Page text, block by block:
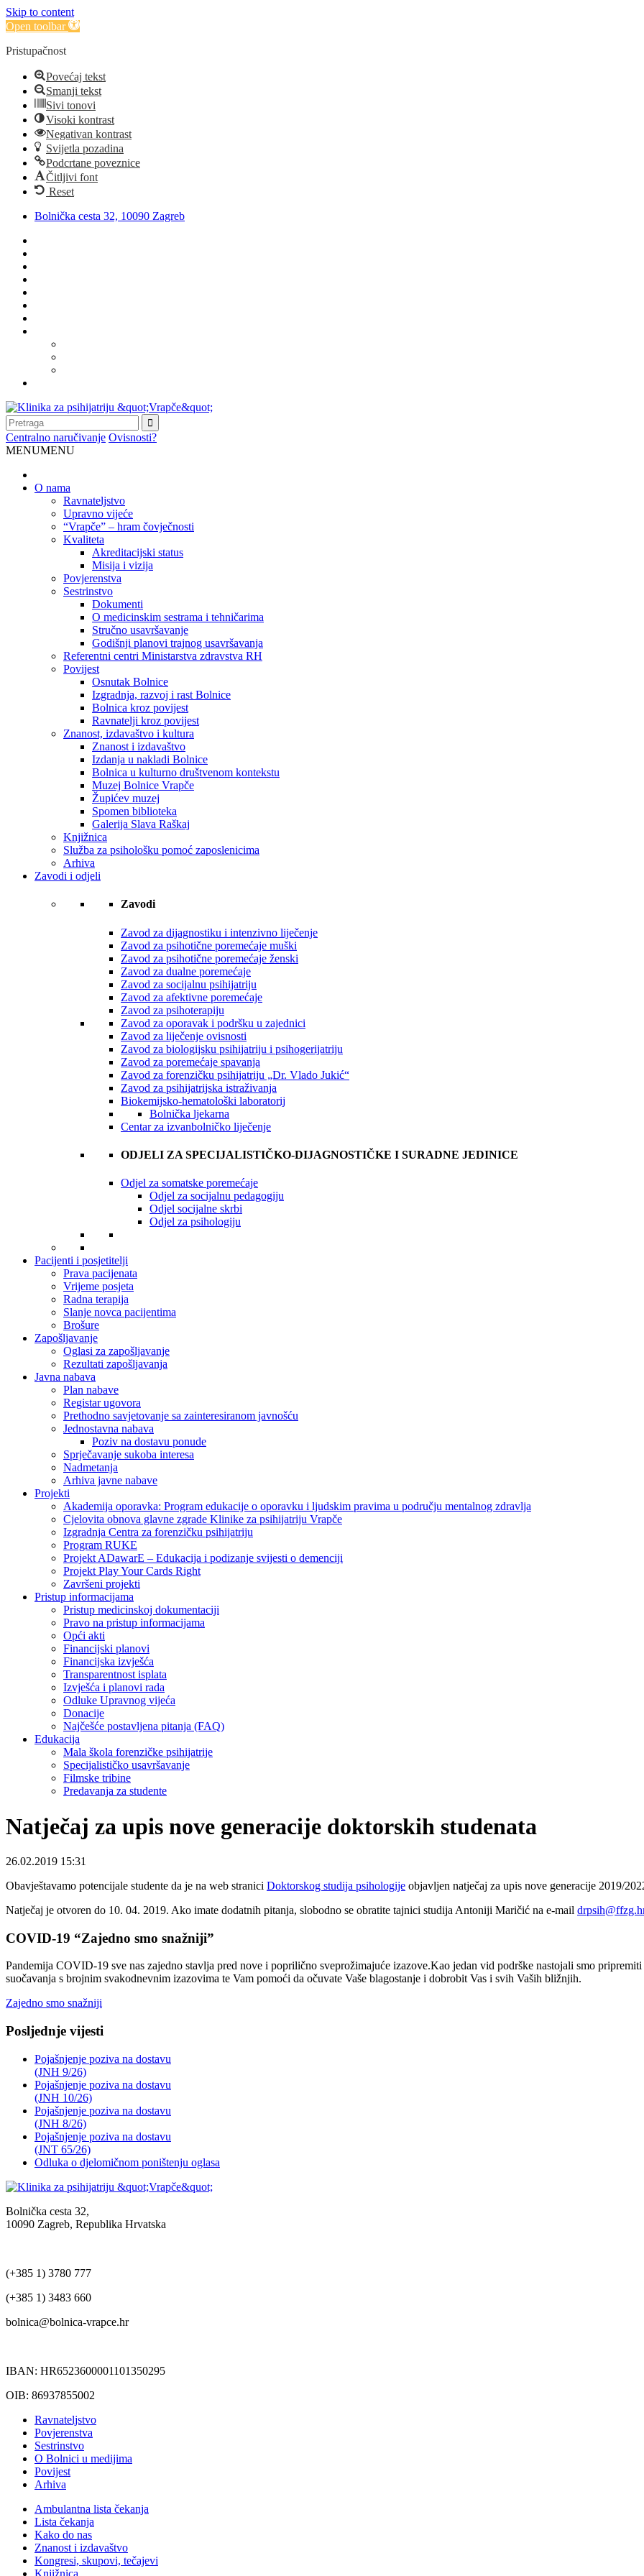
Skip to content
Open toolbar
Pristupačnost
Povećaj tekst
Smanji tekst
Sivi tonovi
Visoki kontrast
Negativan kontrast
Svijetla pozadina
Podcrtane poveznice
Čitljivi font
Reset
Bolnička cesta 32, 10090 Zagreb
Centralno naručivanje Ovisnosti?
MENUMENU
O nama
Ravnateljstvo
Upravno vijeće
“Vrapče” – hram čovječnosti
Kvaliteta
Akreditacijski status
Misija i vizija
Povjerenstva
Sestrinstvo
Dokumenti
O medicinskim sestrama i tehničarima
Stručno usavršavanje
Godišnji planovi trajnog usavršavanja
Referentni centri Ministarstva zdravstva RH
Povijest
Osnutak Bolnice
Izgradnja, razvoj i rast Bolnice
Bolnica kroz povijest
Ravnatelji kroz povijest
Znanost, izdavaštvo i kultura
Znanost i izdavaštvo
Izdanja u nakladi Bolnice
Bolnica u kulturno društvenom kontekstu
Muzej Bolnice Vrapče
Župićev muzej
Spomen biblioteka
Galerija Slava Raškaj
Knjižnica
Služba za psihološku pomoć zaposlenicima
Arhiva
Zavodi i odjeli
Zavodi
Zavod za dijagnostiku i intenzivno liječenje
Zavod za psihotične poremećaje muški
Zavod za psihotične poremećaje ženski
Zavod za dualne poremećaje
Zavod za socijalnu psihijatriju
Zavod za afektivne poremećaje
Zavod za psihoterapiju
Zavod za oporavak i podršku u zajednici
Zavod za liječenje ovisnosti
Zavod za biologijsku psihijatriju i psihogerijatriju
Zavod za poremećaje spavanja
Zavod za forenzičku psihijatriju „Dr. Vlado Jukić“
Zavod za psihijatrijska istraživanja
Biokemijsko-hematološki laboratorij
Bolnička ljekarna
Centar za izvanbolničko liječenje
ODJELI ZA SPECIJALISTIČKO-DIJAGNOSTIČKE I SURADNE JEDINICE
Odjel za somatske poremećaje
Odjel za socijalnu pedagogiju
Odjel socijalne skrbi
Odjel za psihologiju
Pacijenti i posjetitelji
Prava pacijenata
Vrijeme posjeta
Radna terapija
Slanje novca pacijentima
Brošure
Zapošljavanje
Oglasi za zapošljavanje
Rezultati zapošljavanja
Javna nabava
Plan nabave
Registar ugovora
Prethodno savjetovanje sa zainteresiranom javnošću
Jednostavna nabava
Poziv na dostavu ponude
Sprječavanje sukoba interesa
Nadmetanja
Arhiva javne nabave
Projekti
Akademija oporavka: Program edukacije o oporavku i ljudskim pravima u području mentalnog zdravlja
Cjelovita obnova glavne zgrade Klinike za psihijatriju Vrapče
Izgradnja Centra za forenzičku psihijatriju
Program RUKE
Projekt ADawarE – Edukacija i podizanje svijesti o demenciji
Projekt Play Your Cards Right
Završeni projekti
Pristup informacijama
Pristup medicinskoj dokumentaciji
Pravo na pristup informacijama
Opći akti
Financijski planovi
Financijska izvješća
Transparentnost isplata
Izvješća i planovi rada
Odluke Upravnog vijeća
Donacije
Najčešće postavljena pitanja (FAQ)
Edukacija
Mala škola forenzičke psihijatrije
Specijalističko usavršavanje
Filmske tribine
Predavanja za studente
Natječaj za upis nove generacije doktorskih studenata
26.02.2019 15:31
Obavještavamo potencijale studente da je na web stranici Doktorskog studija psihologije objavljen natječaj za upis nove generacije 2019/
Natječaj je otvoren do 10. 04. 2019. Ako imate dodatnih pitanja, slobodno se obratite tajnici studija Antoniji Maričić na e-mail
COVID-19 “Zajedno smo snažniji”
Pandemija COVID-19 sve nas zajedno stavlja pred nove i poprilično sveprožimajuće izazove.Kao jedan vid podrške nastojali smo
suočavanja s brojnim svakodnevnim izazovima te Vam pomoći da očuvate Vaše blagostanje i dobrobit Vas i svih Vaših bližnjih.
Zajedno smo snažniji
Posljednje vijesti
Pojašnjenje poziva na dostavu
(JNH 9/26)
Pojašnjenje poziva na dostavu
(JNH 10/26)
Pojašnjenje poziva na dostavu
(JNH 8/26)
Pojašnjenje poziva na dostavu
(JNT 65/26)
Odluka o djelomičnom poništenju oglasa
Bolnička cesta 32,
10090 Zagreb, Republika Hrvatska
(+385 1) 3780 777
(+385 1) 3483 660
bolnica@bolnica-vrapce.hr
IBAN: HR6523600001101350295
OIB: 86937855002
Ravnateljstvo
Povjerenstva
Sestrinstvo
O Bolnici u medijima
Povijest
Arhiva
Ambulantna lista čekanja
Lista čekanja
Kako do nas
Znanost i izdavaštvo
Kongresi, skupovi, tečajevi
Knjižnica